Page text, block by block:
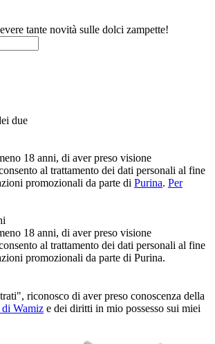
tante novità sulle dolci zampette!
due
18 anni, di aver preso visione
al trattamento dei dati personali al fine
promozionali da parte di Purina. Per
18 anni, di aver preso visione
al trattamento dei dati personali al fine
promozionali da parte di Purina.
riconosco di aver preso conoscenza della
Wamiz e dei diritti in mio possesso sui miei